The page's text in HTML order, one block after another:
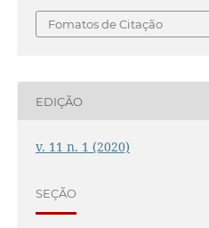
Fomatos de Citação
EDIÇÃO
v. 11 n. 1 (2020)
SEÇÃO